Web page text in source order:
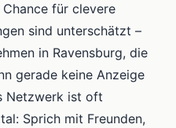
für clevere
sind unterschätzt –
in Ravensburg, die
gerade keine Anzeige
Netzwerk ist oft
Sprich mit Freunden,